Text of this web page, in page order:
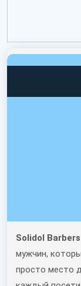
Solidol
мужчин,
просто место